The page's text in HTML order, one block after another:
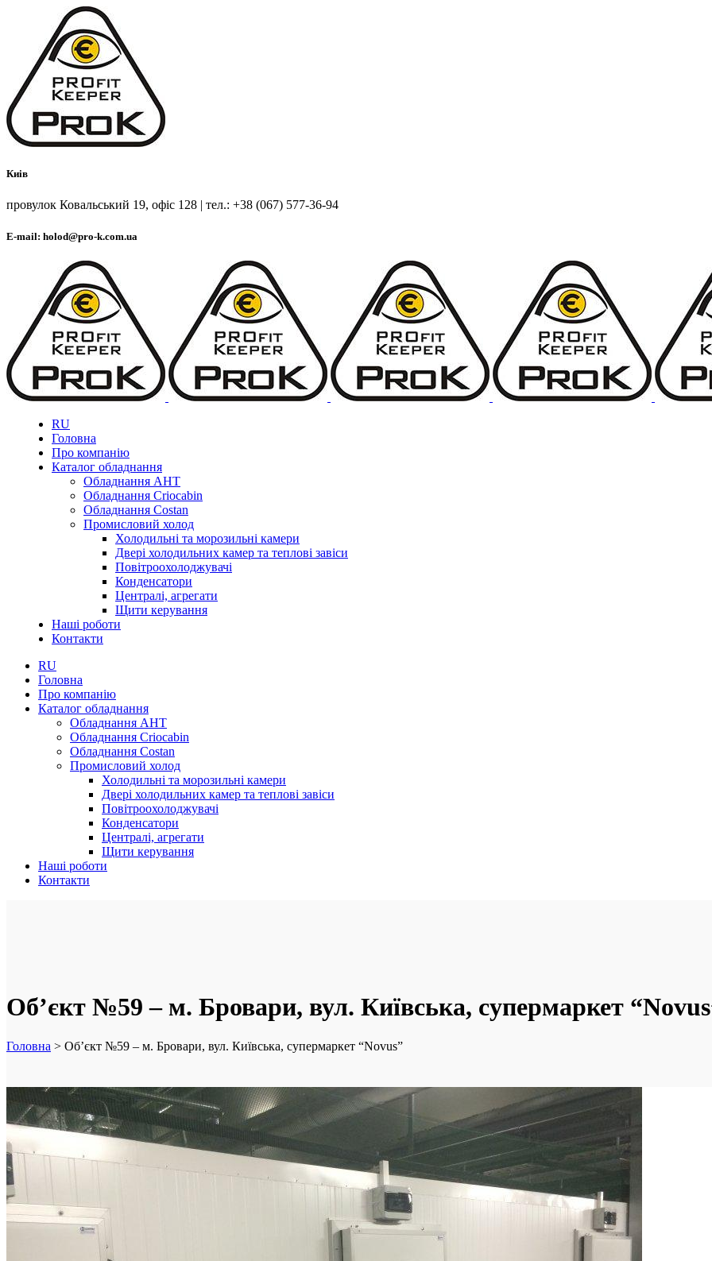
Киів
провулок Ковальський 19, офіс 128 | тел.: +38 (067) 577-36-94
E-mail: holod@pro-k.com.ua
RU
Головна
Про компанію
Каталог обладнання
Обладнання AHT
Обладнання Criocabin
Обладнання Costan
Промисловий холод
Холодильні та морозильні камери
Двері холодильних камер та теплові завіси
Повітроохолоджувачі
Конденсатори
Централі, агрегати
Щити керування
Наші роботи
Контакти
RU
Головна
Про компанію
Каталог обладнання
Обладнання AHT
Обладнання Criocabin
Обладнання Costan
Промисловий холод
Холодильні та морозильні камери
Двері холодильних камер та теплові завіси
Повітроохолоджувачі
Конденсатори
Централі, агрегати
Щити керування
Наші роботи
Контакти
Об’єкт №59 – м. Бровари, вул. Київська, супермаркет
Головна > Об’єкт №59 – м. Бровари, вул. Київська, супермаркет “Novus”